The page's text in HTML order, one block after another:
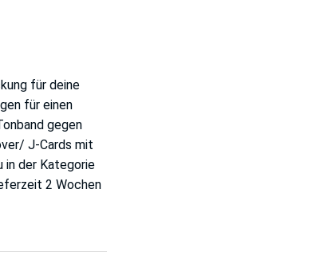
für deine
für einen
gegen
J-Cards mit
in der Kategorie
2 Wochen